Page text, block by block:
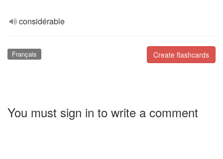
considérable
Create flashcards
Français
You must sign in to write a comment